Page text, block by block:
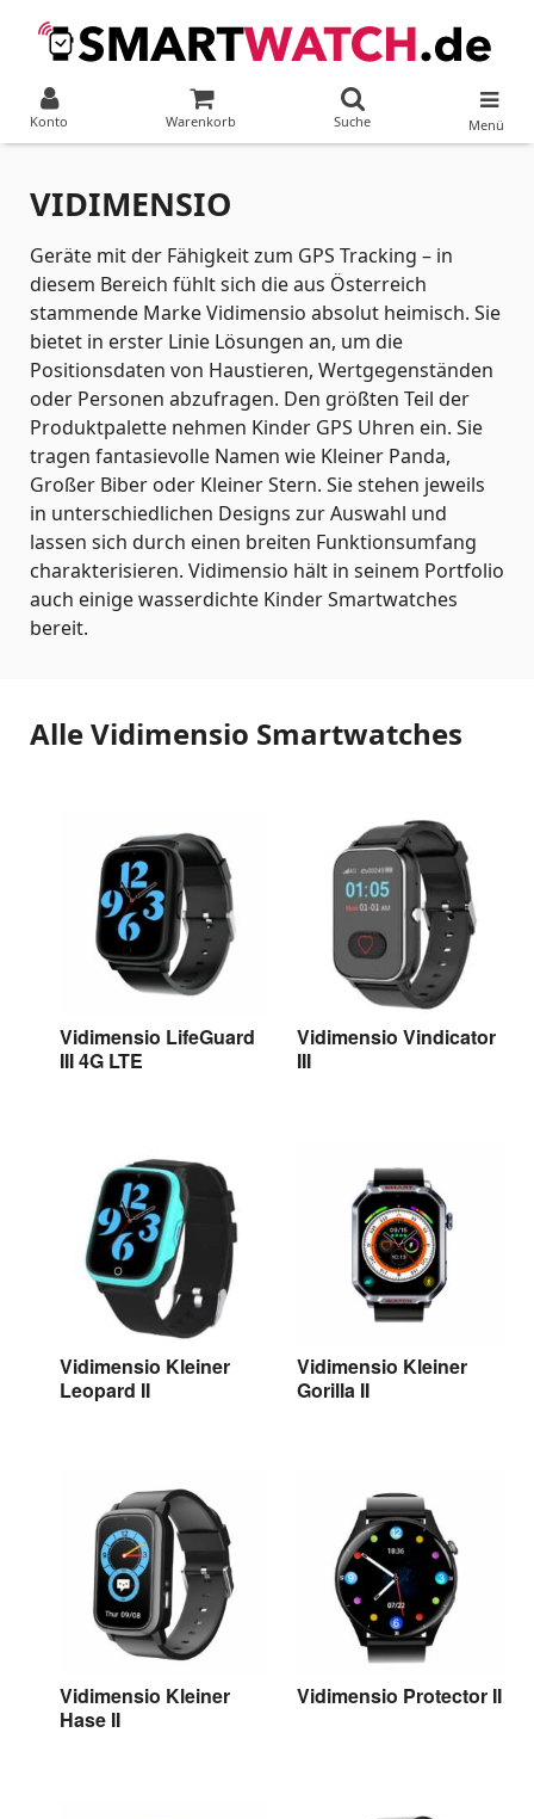
Konto Warenkorb Suche Menü
VIDIMENSIO
Geräte mit der Fähigkeit zum GPS Tracking – in
diesem Bereich fühlt sich die aus Österreich
stammende Marke Vidimensio absolut heimisch. Sie
bietet in erster Linie Lösungen an, um die
Positionsdaten von Haustieren, Wertgegenständen
oder Personen abzufragen. Den größten Teil der
Produktpalette nehmen Kinder GPS Uhren ein. Sie
tragen fantasievolle Namen wie Kleiner Panda,
Großer Biber oder Kleiner Stern. Sie stehen jeweils
in unterschiedlichen Designs zur Auswahl und
lassen sich durch einen breiten Funktionsumfang
charakterisieren. Vidimensio hält in seinem Portfolio
auch einige wasserdichte Kinder Smartwatches
bereit.
Alle Vidimensio Smartwatches
Vidimensio LifeGuard
III 4G LTE
Vidimensio Vindicator
III
Vidimensio Kleiner
Leopard II
Vidimensio Kleiner
Vidimensio Kleiner
Gorilla II
Vidimensio Kleiner
Hase II
Vidimensio Protector II